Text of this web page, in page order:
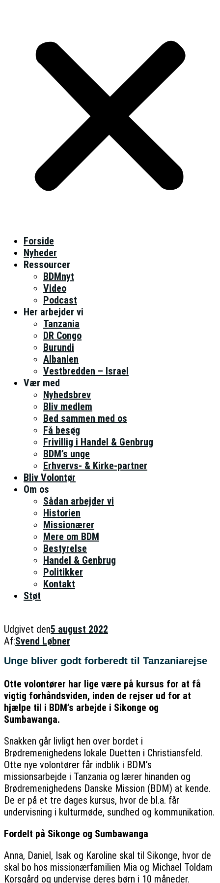
Forside
Nyheder
Ressourcer
BDMnyt
Video
Podcast
Her arbejder vi
Tanzania
DR Congo
Burundi
Albanien
Vestbredden – Israel
Vær med
Nyhedsbrev
Bliv medlem
Bed sammen med os
Få besøg
Frivillig i Handel & Genbrug
BDM’s unge
Erhvervs- & Kirke-partner
Bliv Volontør
Om os
Sådan arbejder vi
Historien
Missionærer
Mere om BDM
Bestyrelse
Handel & Genbrug
Politikker
Kontakt
Støt
Udgivet den5 august 2022
Af:Svend Løbner
Unge bliver godt forberedt til Tanzaniarejse
Otte volontører har lige være på kursus for at få
vigtig forhåndsviden, inden de rejser ud for at
hjælpe til i BDM’s arbejde i Sikonge og
Sumbawanga.
Snakken går livligt hen over bordet i
Brødremenighedens lokale Duetten i Christiansfeld.
Otte nye volontører får indblik i BDM’s
missionsarbejde i Tanzania og lærer hinanden og
Brødremenighedens Danske Mission (BDM) at kende.
De er på et tre dages kursus, hvor de bl.a. får
undervisning i kulturmøde, sundhed og kommunikation.
Fordelt på Sikonge og Sumbawanga
Anna, Daniel, Isak og Karoline skal til Sikonge, hvor de
skal bo hos missionærfamilien Mia og Michael Toldam
Korsgård og undervise deres børn i 10 måneder.